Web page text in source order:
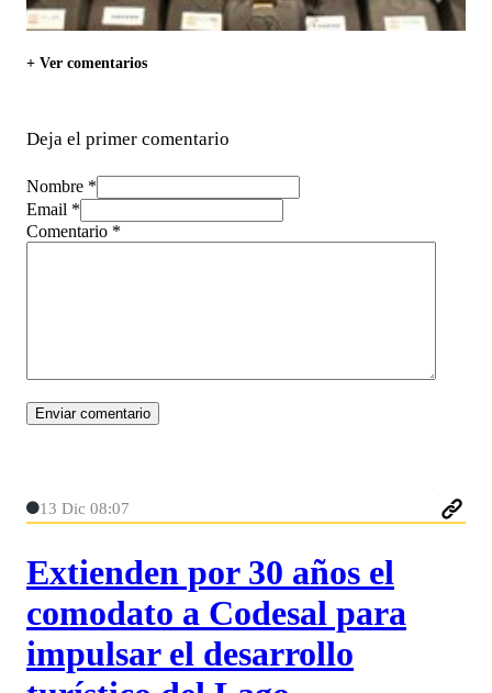
+ Ver comentarios
Deja el primer comentario
Nombre *
Email *
Comentario *
13 Dic 08:07
Extienden por 30 años el
comodato a Codesal para
impulsar el desarrollo